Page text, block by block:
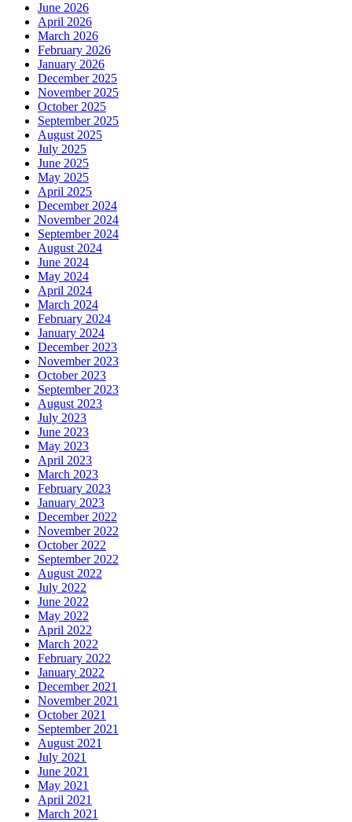
June 2026
April 2026
March 2026
February 2026
January 2026
December 2025
November 2025
October 2025
September 2025
August 2025
July 2025
June 2025
May 2025
April 2025
December 2024
November 2024
September 2024
August 2024
June 2024
May 2024
April 2024
March 2024
February 2024
January 2024
December 2023
November 2023
October 2023
September 2023
August 2023
July 2023
June 2023
May 2023
April 2023
March 2023
February 2023
January 2023
December 2022
November 2022
October 2022
September 2022
August 2022
July 2022
June 2022
May 2022
April 2022
March 2022
February 2022
January 2022
December 2021
November 2021
October 2021
September 2021
August 2021
July 2021
June 2021
May 2021
April 2021
March 2021